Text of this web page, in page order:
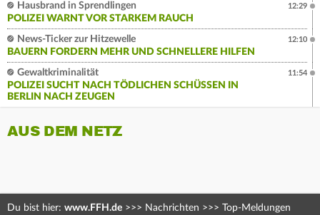
Hausbrand in Sprendlingen
POLIZEI WARNT VOR STARKEM RAUCH
12:29
News-Ticker zur Hitzewelle
BAUERN FORDERN MEHR UND SCHNELLERE HILFEN
12:10
Gewaltkriminalität
POLIZEI SUCHT NACH TÖDLICHEN SCHÜSSEN IN
BERLIN NACH ZEUGEN
11:54
AUS DEM NETZ
Du bist hier: www.FFH.de >>> Nachrichten >>> Top-Meldungen